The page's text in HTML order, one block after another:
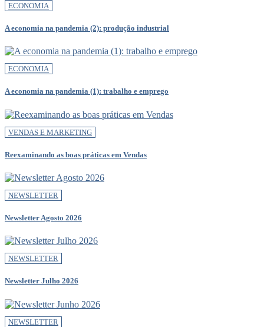
ECONOMIA
A economia na pandemia (2): produção industrial
ECONOMIA
A economia na pandemia (1): trabalho e emprego
VENDAS E MARKETING
Reexaminando as boas práticas em Vendas
NEWSLETTER
Newsletter Agosto 2026
NEWSLETTER
Newsletter Julho 2026
NEWSLETTER